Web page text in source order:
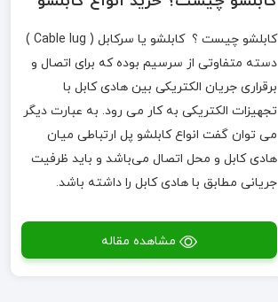
کابلشو چیست ؟ کابلشو یا سرکابل ( Cable lug )
دسته متفاوتی از سرسیم بوده که برای اتصال و
برقراری جریان الکتریکی بین هادی کابل با
تجهیزات الکتریکی به کار می رود. به عبارت دیگر
می توان گفت انواع کابلشو پل ارتباطی میان
هادی کابل و محل اتصال می‌باشد و باید ظرفیت
جریانی مطابق با هادی کابل را داشته باشد.
مشاهده مقاله